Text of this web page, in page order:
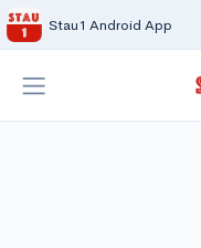
Stau1 Android App